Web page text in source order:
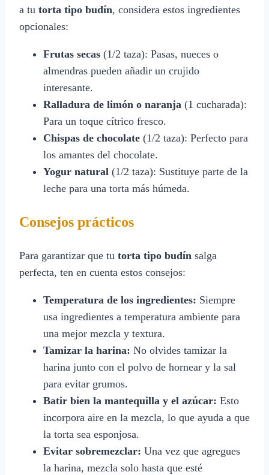
a tu torta tipo budín, considera estos ingredientes
opcionales:
Frutas secas (1/2 taza): Pasas, nueces o
almendras pueden añadir un crujido
interesante.
Ralladura de limón o naranja (1 cucharada):
Para un toque cítrico fresco.
Chispas de chocolate (1/2 taza): Perfecto para
los amantes del chocolate.
Yogur natural (1/2 taza): Sustituye parte de la
leche para una torta más húmeda.
Consejos prácticos
Para garantizar que tu torta tipo budín salga
perfecta, ten en cuenta estos consejos:
Temperatura de los ingredientes: Siempre
usa ingredientes a temperatura ambiente para
una mejor mezcla y textura.
Tamizar la harina: No olvides tamizar la
harina junto con el polvo de hornear y la sal
para evitar grumos.
Batir bien la mantequilla y el azúcar: Esto
incorpora aire en la mezcla, lo que ayuda a que
la torta sea esponjosa.
Evitar sobremezclar: Una vez que agregues
la harina, mezcla solo hasta que esté